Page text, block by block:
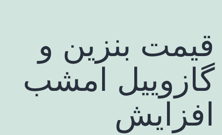
قیمت بنزین و
گازوییل امشب
افزایش